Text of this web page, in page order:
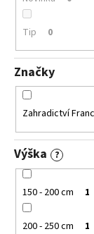
Tip 0
Značky
Zahradictví Franc
Výška ?
150 - 200 cm 1
200 - 250 cm 1